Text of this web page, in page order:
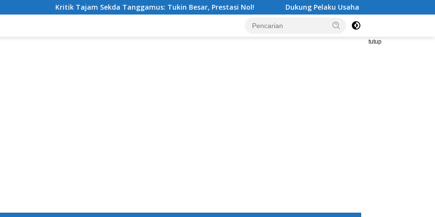
Kritik Tajam Sekda Tanggamus: Tukin Besar, Prestasi Nol! Dukung Pelaku Usaha Perikanan, Pemkab Tanggamus
tutup